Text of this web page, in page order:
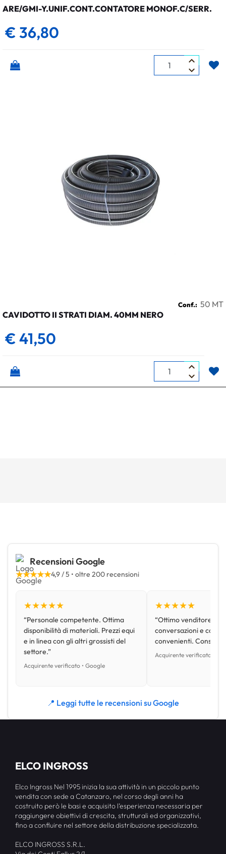
ARE/GMI-Y.UNIF.CONT.CONTATORE MONOF.C/SERR.
€ 36,80
Quantità
Conf.: 50 MT
CAVIDOTTO II STRATI DIAM. 40MM NERO
€ 41,50
Quantità
Recensioni Google
★★★★★4,9 / 5 • oltre 200 recensioni
★★★★★
“Personale competente. Ottima
disponibilità di materiali. Prezzi equi
e in linea con gli altri grossisti del
settore.”
Acquirente verificato • Google
★★★★★
“Ottimo venditore,
conversazioni e con
convenienti.
Acquirente verificato •
📍 Leggi tutte le recensioni su Google
ELCO INGROSS
Elco Ingross Nel 1995 inizia la sua attività in un piccolo punto
vendita con sede a Catanzaro, nel corso degli anni ha
costruito però le basi e acquisito l’esperienza necessaria per
raggiungere obiettivi di crescita, strutturali ed organizzativi,
fino a confluire nel settore della distribuzione specializzata.
ELCO INGROSS S.R.L.